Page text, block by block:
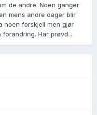
de andre. Noen ganger
mens andre dager blir
noen forskjell men gjør
Har prøvd...